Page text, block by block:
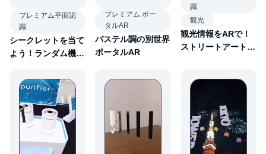
プレミアム平面認
識
シークレットを当て
よう！ランダム機能
セルトイ
プレミアム ポー
タルAR
パステル調の別世界
ポータルAR
識
観光
観光情報をARで！
ストリートアート風